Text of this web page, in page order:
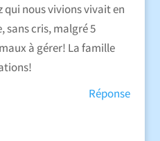
qui nous vivions vivait en
sans cris, malgré 5
à gérer! La famille
Réponse